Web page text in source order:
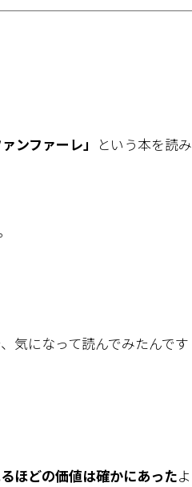
ンファーレ」 という本を読み
気になって読んでみたんです
るほどの価値は確かにあったよ